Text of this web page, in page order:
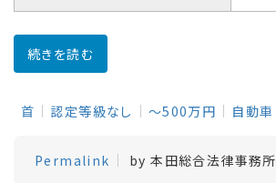
続きを読む
首 認定等級なし ～500万円 自動車
Permalink by 本田総合法律事務所